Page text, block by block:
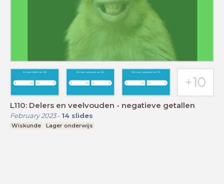
L110: Delers en veelvouden - negatieve getallen
February 2023- 14 slides
Wiskunde Lager onderwijs